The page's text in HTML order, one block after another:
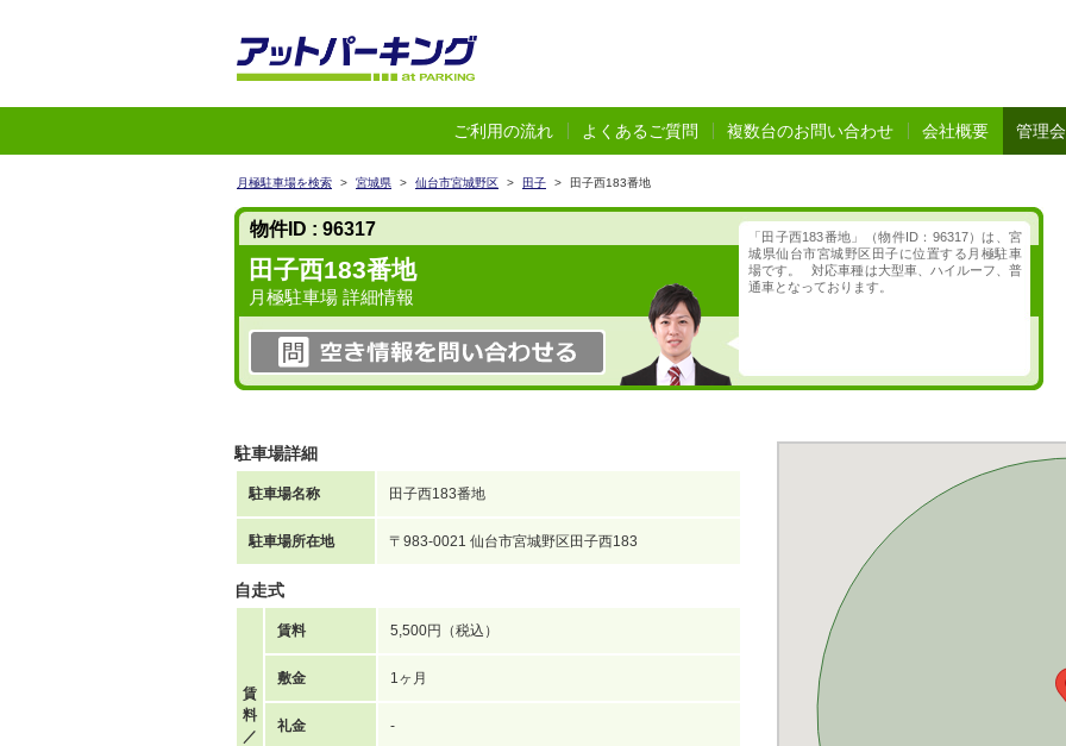
ご利用の流れ よくあるご質問 複数台のお問い合わせ 会社概要 管理
月極駐車場を検索 > 宮城県 > 仙台市宮城野区 > 田子 > 田子西183番地
物件ID : 96317
田子西183番地
月極駐車場 詳細情報
「田子西183番地」（物件ID：96317）は、宮
城県仙台市宮城野区田子に位置する月極駐車
場です。 対応車種は大型車、ハイルーフ、普
通車となっております。
駐車場詳細
駐車場名称 田子西183番地
駐車場所在地 〒983-0021 仙台市宮城野区田子西183
自走式
賃
料
／
賃料 5,500円（税込）
敷金 1ヶ月
礼金 -